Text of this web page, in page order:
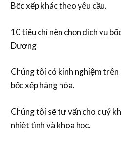
Bốc xếp khác theo yêu cầu.
10 tiêu chí nên chọn dịch vụ
Dương
Chúng tôi có kinh nghiệm
bốc xếp hàng hóa.
Chúng tôi sẽ tư vấn cho quý
nhiệt tình và khoa học.